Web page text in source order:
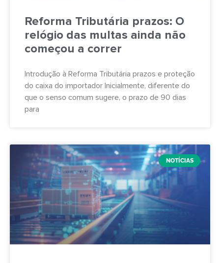
Reforma Tributária prazos: O
relógio das multas ainda não
começou a correr
Introdução à Reforma Tributária prazos e proteção
do caixa do importador Inicialmente, diferente do
que o senso comum sugere, o prazo de 90 dias
para
NOTÍCIAS